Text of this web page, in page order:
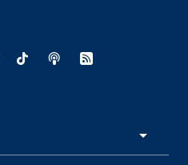
- Apertura in nuova finestra
in nuova finestra
esterno - Apertura in
- Sito esterno - Apertura in
- Sito esterno -
TikTok - Sito esterno -
Spreaker - Sito
Feed RSS -